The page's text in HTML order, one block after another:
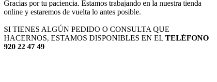
Gracias por tu paciencia. Estamos trabajando en la nuestra tienda
online y estaremos de vuelta lo antes posible.
SI TIENES ALGÚN PEDIDO O CONSULTA QUE
HACERNOS, ESTAMOS DISPONIBLES EN EL TELÉFONO
920 22 47 49